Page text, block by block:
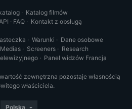
· Katalog filmów
· FAQ· Kontakt z obsługą
· Warunki · Dane osobowe
Medias· Screeners· Research
· Panel widzów Francja
zewnętrzna pozostaje własnością
właściciela.
Polska